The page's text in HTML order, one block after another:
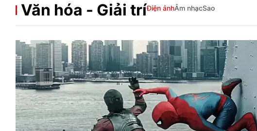
Giải trí
Điện ảnh
Âm nhạc
Sao
Đời sống
Du lịch
Làm đẹp
Chất lượng cuộc sống
Văn hóa - Giải tríĐiện ảnhÂm nhạcSao